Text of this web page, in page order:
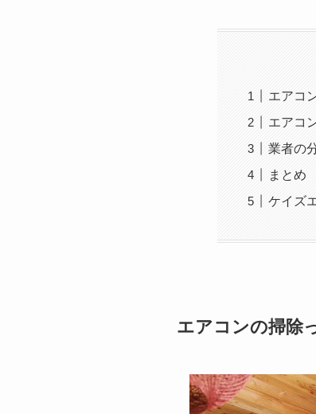
エアコ
エアコ
業者の
まとめ
ケイズ
エアコンの掃除